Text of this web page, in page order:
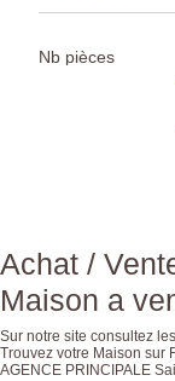
Achat /
Maison a
Sur notre site consultez
Trouvez votre Maison sur
AGENCE PRINCIPALE